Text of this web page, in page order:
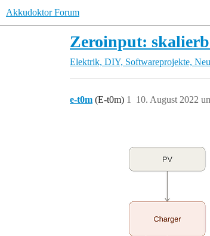
Akkudoktor Forum
Zeroinput:
Elektrik, DIY, Softwareprojekte,
e-t0m (E-t0m) 10. August 2022
1